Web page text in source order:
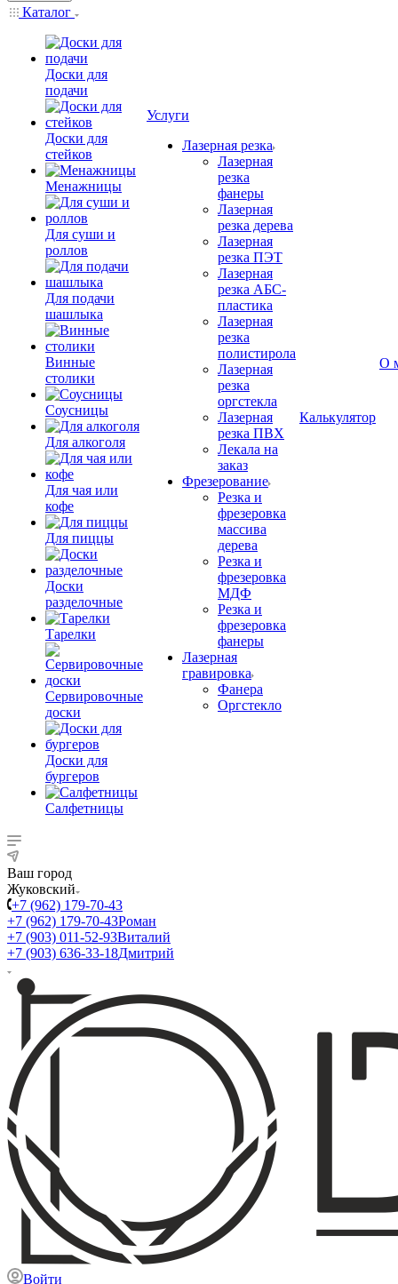
Каталог
Доски для
подачи
Доски для
стейков
Менажницы
Для суши и
роллов
Для подачи
шашлыка
Винные
столики
Соусницы
Для алкоголя
Для чая или
кофе
Для пиццы
Доски
разделочные
Тарелки
Сервировочные
доски
Доски для
бургеров
Салфетницы
Услуги
Лазерная резка
Лазерная
резка
фанеры
Лазерная
резка дерева
Лазерная
резка ПЭТ
Лазерная
резка АБС-
пластика
Лазерная
резка
полистирола
Лазерная
резка
оргстекла
Лазерная
резка ПВХ
Лекала на
заказ
Фрезерование
Резка и
фрезеровка
массива
дерева
Резка и
фрезеровка
МДФ
Резка и
фрезеровка
фанеры
Лазерная
гравировка
Фанера
Орг­стек­ло
Калькулятор
О
Ваш город
Жуковский
+7 (962) 179-70-43
+7 (962) 179-70-43Роман
+7 (903) 011-52-93Виталий
+7 (903) 636-33-18Дмитрий
Войти